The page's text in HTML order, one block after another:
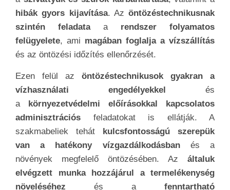
hibák gyors kijavítása. Az öntözéstechnikusnak
szintén feladataarendszer folyamatos
felügyelete, ami magában foglalja a vízszállítás
és az öntözési időzítés ellenőrzését.
Ezen felül az öntözéstechnikusok gyakran a
vízhasználati engedélyekkel és
akörnyezetvédelmi előírásokkal kapcsolatos
adminisztrációs feladatokat is ellátják. A
szakmabeliek tehát kulcsfontosságú szerepük
van a hatékony vízgazdálkodásbanés a
növények megfelelő öntözésében. Az általuk
elvégzett munka hozzájárul a termelékenység
növeléséhez és a fenntartható